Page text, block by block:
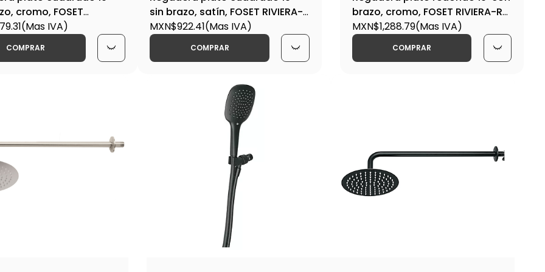
cromo, FOSET
R-310S / 45781
(Mas IVA)
COMPRAR
sin brazo, satín, FOSET RIVIERA-
R-310SN / 45782
MXN$922.41(Mas IVA)
COMPRAR
brazo, cromo, FOSET RIVIERA-R-
311 / 45077
MXN$1,288.79(Mas IVA)
COMPRAR